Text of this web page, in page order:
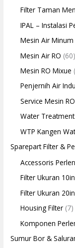
Filter Taman
IPAL – Instalasi
Mesin Air Minum
Mesin Air RO (60)
Mesin RO Mixue
Penjernih Air
Service Mesin RO
Water
WTP Kangen
Sparepart Filter &
Accessoris
Filter Ukuran
Filter Ukuran
Housing Filter (7)
Komponen
Sumur Bor &